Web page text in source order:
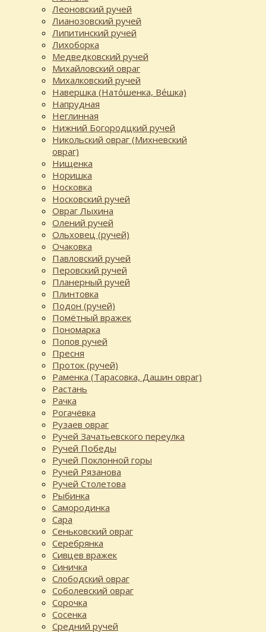
Леоновский ручей
Лианозовский ручей
Липитинский ручей
Лихоборка
Медведковский ручей
Михайловский овраг
Михалковский ручей
Навершка (Нато́шенка, Ве́шка)
Напрудная
Неглинная
Нижний Богородцкий ручей
Никольский овраг (Михневский
овраг)
Нищенка
Норишка
Носковка
Носковский ручей
Овраг Лыхина
Олений ручей
Ольховец (ручей)
Очаковка
Павловский ручей
Перовский ручей
Планерный ручей
Плинтовка
Подон (ручей)
Помётный вражек
Пономарка
Попов ручей
Пресня
Проток (ручей)
Раменка (Тарасовка, Дашин овраг)
Растань
Рачка
Рогачёвка
Рузаев овраг
Ручей Зачатьевского переулка
Ручей Победы
Ручей Поклонной горы
Ручей Рязанова
Ручей Столетова
Рыбинка
Самородинка
Сара
Сеньковский овраг
Серебрянка
Сивцев вражек
Синичка
Слободский овраг
Соболевский овраг
Сорочка
Сосенка
Средний ручей